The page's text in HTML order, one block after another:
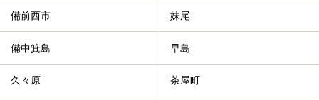
備前西市 妹尾
備中箕島 早島
久々原 茶屋町